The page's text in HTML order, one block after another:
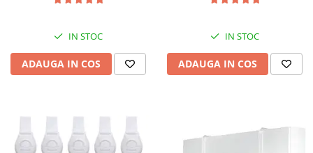
IN STOC
ADAUGA IN COS
IN STOC
ADAUGA IN COS